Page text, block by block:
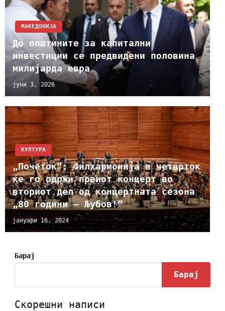
МАКЕДОНИЈА
До општините за капитални
инвестиции се предвидени половина
милијарда евра
јуни 3, 2026
КУЛТУРА
„Почеток“: Филхармонија в четврток
ќе го одржи првиот концерт во
вториот дел од концертната сезона
„80 години – Љубов!“
јануари 16, 2024
Барај
Барај
Скорешни написи